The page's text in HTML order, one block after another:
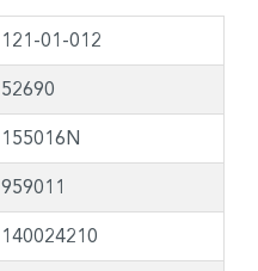
121-01-012
52690
155016N
959011
140024210